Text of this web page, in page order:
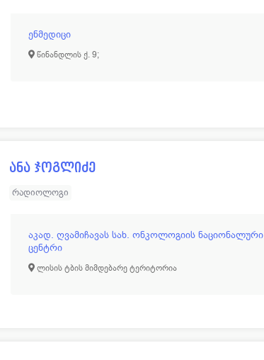
ენმედიცი
წინანდლის ქ. 9;
ანა ჯოგლიძე
რადიოლოგი
აკად. ღვამიჩავას სახ. ონკოლოგიის ნაციონალური
ცენტრი
ლისის ტბის მიმდებარე ტერიტორია